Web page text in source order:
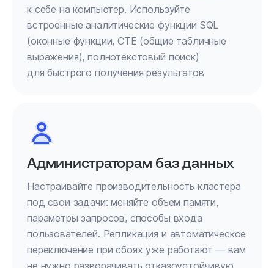
к себе на компьютер. Используйте
встроенные аналитические функции SQL
(оконные функции, CTE (общие табличные
выражения), полнотекстовый поиск)
для быстрого получения результатов
Администраторам баз данных
Настраивайте производительность кластера
под свои задачи: меняйте объем памяти,
параметры запросов, способы входа
пользователей. Репликация и автоматическое
переключение при сбоях уже работают — вам
не нужно разворачивать отказоустойчивую